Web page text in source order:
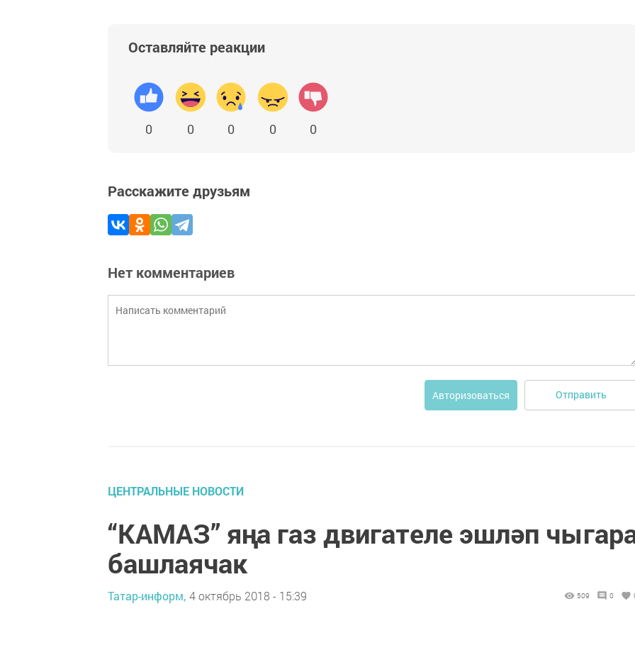
Оставляйте реакции
0 0 0 0 0
Расскажите друзьям
Нет комментариев
Авторизоваться Отправить
ЦЕНТРАЛЬНЫЕ НОВОСТИ
“КАМАЗ” яңа газ двигателе эшләп
башлаячак
Татар-информ, 4 октябрь 2018 - 15:39 509 0